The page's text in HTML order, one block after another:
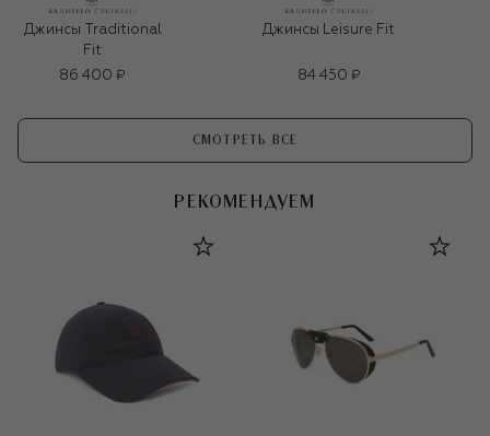
Джинсы Traditional
Fit
86 400 ₽
Джинсы Leisure Fit
84 450 ₽
СМОТРЕТЬ ВСЕ
РЕКОМЕНДУЕМ